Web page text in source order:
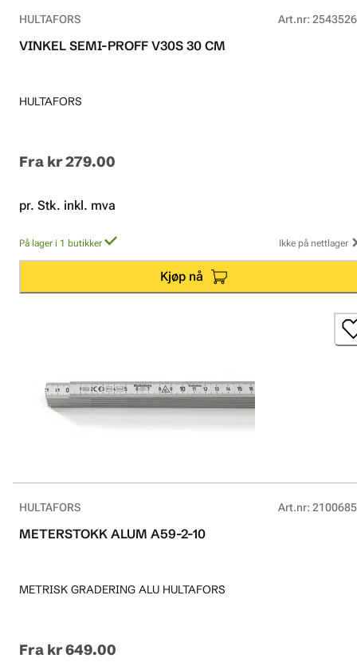
HULTAFORS Art.nr:
VINKEL SEMI-PROFF V30S 30 CM
HULTAFORS
Fra kr 279.00
pr. Stk. inkl. mva
På lager i 1 butikker Ikke på nettlager
Kjøp nå
HULTAFORS Art.nr:
METERSTOKK ALUM A59-2-10
METRISK GRADERING ALU HULTAFORS
Fra kr 649.00